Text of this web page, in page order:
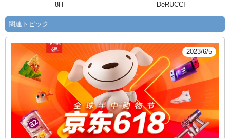
8H DeRUCCI
関連トピック
2023/6/5